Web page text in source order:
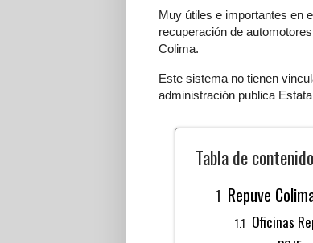
Muy útiles e importantes en
recuperación de
Colima.
Este sistema no tienen
administración publica
Tabla de contenido
Repuve
Oficinas